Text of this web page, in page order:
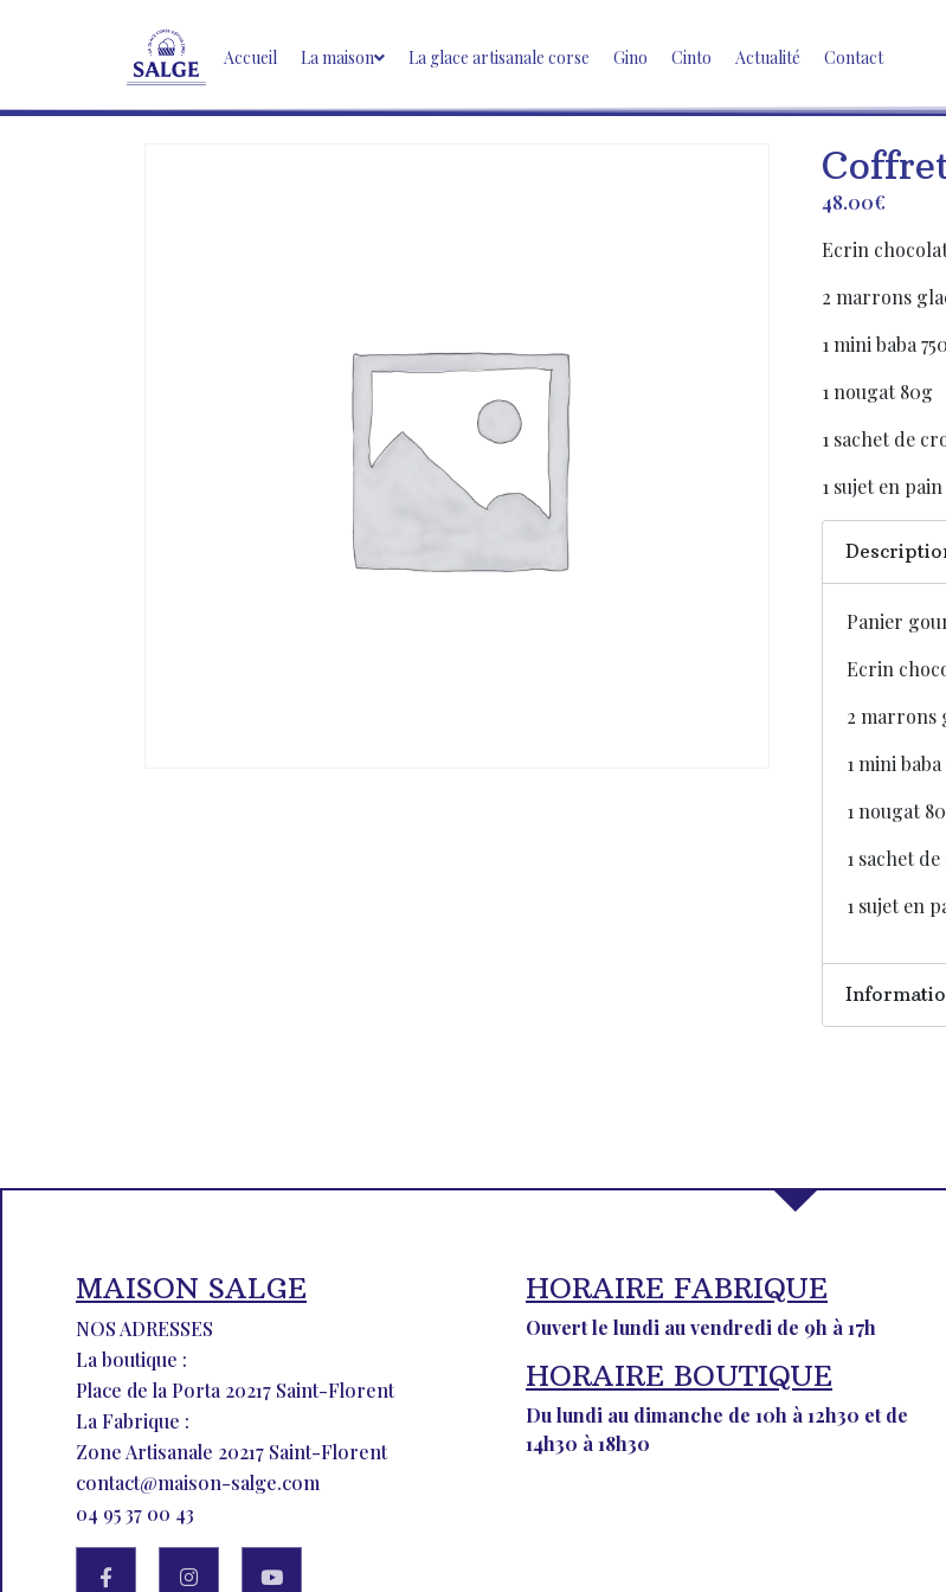
Accueil La maison La glace artisanale corse Gino Cinto Actualité Contact
48.00€
Ecrin chocolat
2 marrons
1 mini baba
1 nougat 80g
1 sachet de
1 sujet en pain
Panier
Ecrin
2 marrons
1 mini baba
1 nougat
1 sachet
1 sujet en
MAISON SALGE
NOS ADRESSES
La boutique :
Place de la Porta 20217 Saint-Florent
La Fabrique :
Zone Artisanale 20217 Saint-Florent
contact@maison-salge.com
04 95 37 00 43
HORAIRE FABRIQUE
Ouvert le lundi au vendredi de 9h à 17h
HORAIRE BOUTIQUE
Du lundi au dimanche de 10h à 12h30 et de
14h30 à 18h30